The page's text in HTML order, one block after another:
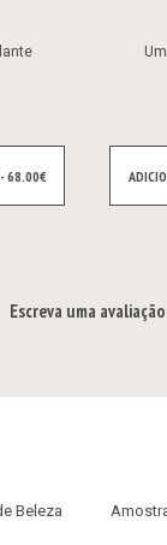
- 68.00€
Escreva uma avaliação
Beleza